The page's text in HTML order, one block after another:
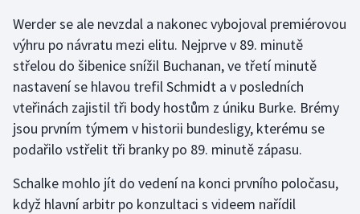
Werder se ale nevzdal a nakonec vybojoval premiérovou
výhru po návratu mezi elitu. Nejprve v 89. minutě
střelou do šibenice snížil Buchanan, ve třetí minutě
nastavení se hlavou trefil Schmidt a v posledních
vteřinách zajistil tři body hostům z úniku Burke. Brémy
jsou prvním týmem v historii bundesligy, kterému se
podařilo vstřelit tři branky po 89. minutě zápasu.
Schalke mohlo jít do vedení na konci prvního poločasu,
když hlavní arbitr po konzultaci s videem nařídil